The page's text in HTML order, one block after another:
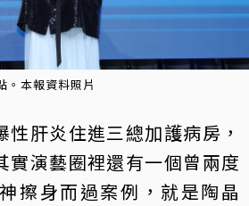
。本報資料照片
性肝炎住進三總加護病房，
實演藝圈裡還有一個曾兩度
擦身而過案例，就是陶晶